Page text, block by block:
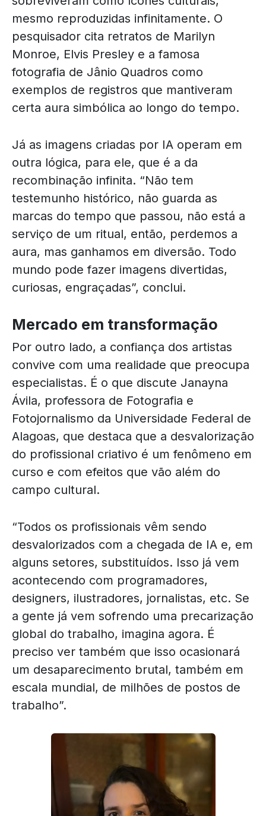
mesmo reproduzidas infinitamente. O
pesquisador cita retratos de Marilyn
Monroe, Elvis Presley e a famosa
fotografia de Jânio Quadros como
exemplos de registros que mantiveram
certa aura simbólica ao longo do tempo.
Já as imagens criadas por IA operam em
outra lógica, para ele, que é a da
recombinação infinita. “Não tem
testemunho histórico, não guarda as
marcas do tempo que passou, não está a
serviço de um ritual, então, perdemos a
aura, mas ganhamos em diversão. Todo
mundo pode fazer imagens divertidas,
curiosas, engraçadas”, conclui.
Mercado em transformação
Por outro lado, a confiança dos artistas
convive com uma realidade que preocupa
especialistas. É o que discute Janayna
Ávila, professora de Fotografia e
Fotojornalismo da Universidade Federal de
Alagoas, que destaca que a desvalorização
do profissional criativo é um fenômeno em
curso e com efeitos que vão além do
campo cultural.
“Todos os profissionais vêm sendo
desvalorizados com a chegada de IA e, em
alguns setores, substituídos. Isso já vem
acontecendo com programadores,
designers, ilustradores, jornalistas, etc. Se
a gente já vem sofrendo uma precarização
global do trabalho, imagina agora. É
preciso ver também que isso ocasionará
um desaparecimento brutal, também em
escala mundial, de milhões de postos de
trabalho”.